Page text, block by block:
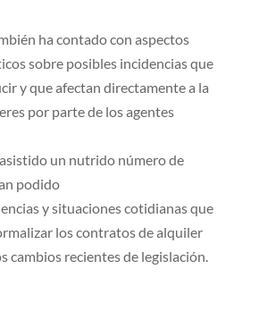
ha contado con aspectos
sobre posibles incidencias que
y que afectan directamente a la
por parte de los agentes
un nutrido número de
podido
y situaciones cotidianas que
los contratos de alquiler
cambios recientes de legislación.